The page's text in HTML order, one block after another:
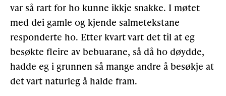
var så rart for ho kunne ikkje snakke. I møtet
med dei gamle og kjende salmetekstane
responderte ho. Etter kvart vart det til at eg
besøkte fleire av bebuarane, så då ho døydde,
hadde eg i grunnen så mange andre å besøkje at
det vart naturleg å halde fram.